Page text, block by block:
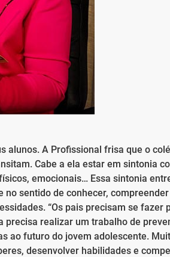
alunos. A Profissional frisa que o
Cabe a ela estar em sintonia
emocionais… Essa sintonia
sentido de conhecer,
“Os pais precisam se fazer
precisa realizar um trabalho de
ao futuro do jovem adolescente.
desenvolver habilidades e